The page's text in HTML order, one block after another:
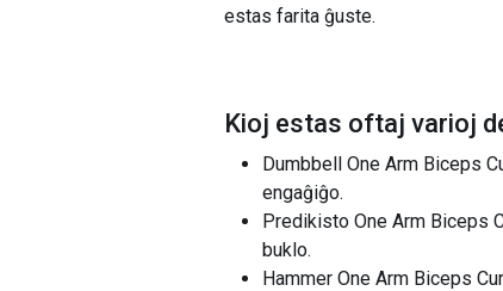
estas farita ĝuste.
Kioj estas oftaj varioj
Dumbbell One Arm Biceps
engaĝiĝo.
Predikisto One Arm Biceps
buklo.
Hammer One Arm Biceps